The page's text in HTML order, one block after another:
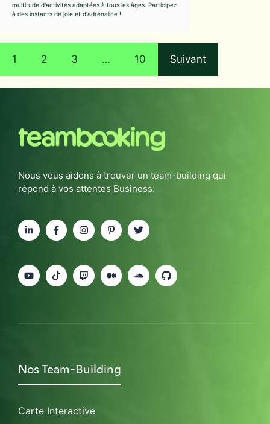
multitude d'activités adaptées à tous les âges. Participez
à des instants de joie et d'adrénaline !
1 2 3 … 10 Suivant
Nous vous aidons à trouver un team-building qui
répond à vos attentes Business.
Nos Team-Building
Carte Interactive